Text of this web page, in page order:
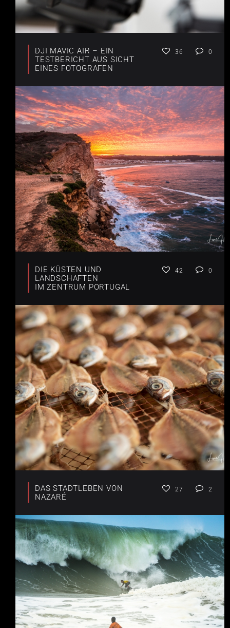
DJI MAVIC AIR – EIN
TESTBERICHT AUS SICHT
EINES FOTOGRAFEN
36 0
DIE KÜSTEN UND
LANDSCHAFTEN
IM ZENTRUM PORTUGAL
42 0
DAS STADTLEBEN VON
NAZARÉ
27 2